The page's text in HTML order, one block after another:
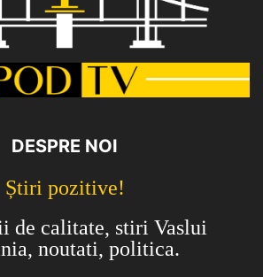
DESPRE NOI
Știri pozitive!
de calitate, stiri Vaslui
noutati, politica.